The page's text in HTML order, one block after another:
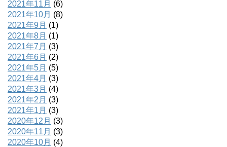
2021年11月 (6)
2021年10月 (8)
2021年9月 (1)
2021年8月 (1)
2021年7月 (3)
2021年6月 (2)
2021年5月 (5)
2021年4月 (3)
2021年3月 (4)
2021年2月 (3)
2021年1月 (3)
2020年12月 (3)
2020年11月 (3)
2020年10月 (4)